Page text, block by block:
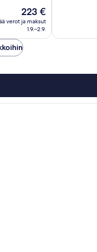
Hinta
on
223 €
223 €
verot ja maksut
1.9.–2.9.